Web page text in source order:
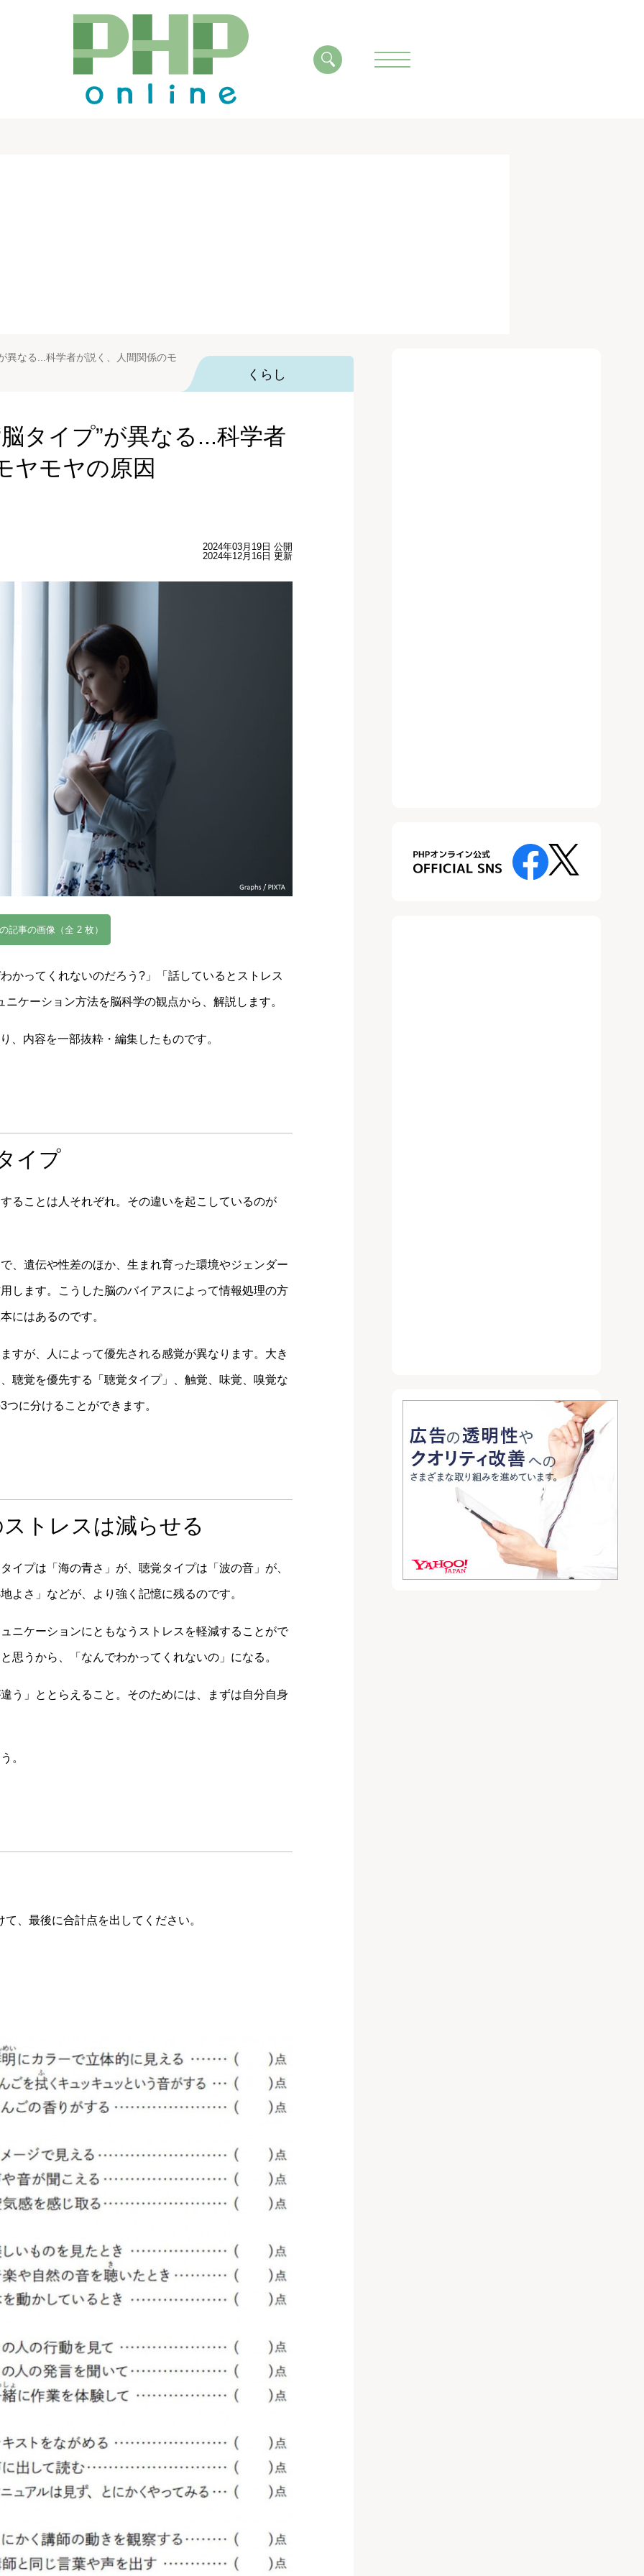
異なる...科学者が説く、人間関係のモ
くらし
タイプ”が異なる...科学者
ヤモヤの原因
2024年03月19日 公開
2024年12月16日 更新
記事の画像（全 2 枚）
かってくれないのだろう?」「話しているとストレス
ケーション方法を脳科学の観点から、解説します。
内容を一部抜粋・編集したものです。
イプ
ることは人それぞれ。その違いを起こしているのが
、遺伝や性差のほか、生まれ育った環境やジェンダー
します。こうした脳のバイアスによって情報処理の方
にはあるのです。
すが、人によって優先される感覚が異なります。大き
聴覚を優先する「聴覚タイプ」、触覚、味覚、嗅覚な
に分けることができます。
トレスは減らせる
イプは「海の青さ」が、聴覚タイプは「波の音」が、
よさ」などが、より強く記憶に残るのです。
ニケーションにともなうストレスを軽減することがで
思うから、「なんでわかってくれないの」になる。
う」ととらえること。そのためには、まずは自分自身
。
、最後に合計点を出してください。